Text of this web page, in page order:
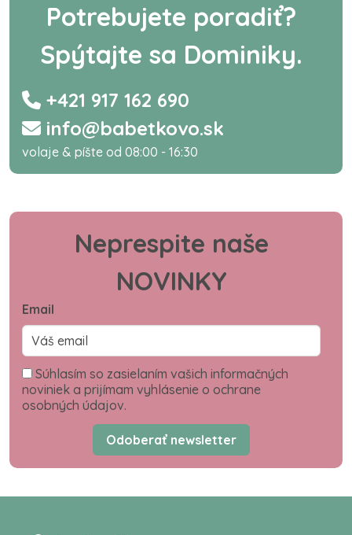
Potrebujete poradiť?
Spýtajte sa Dominiky.
+421 917 162 690
info@babetkovo.sk
volaje & píšte od 08:00 - 16:30
Neprespite naše
NOVINKY
Email
Súhlasím so zasielaním vašich informačných
noviniek a prijímam vyhlásenie o ochrane
osobných údajov.
Odoberať newsletter